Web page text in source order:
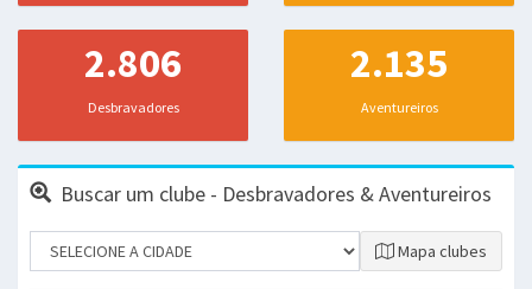
2.806
Desbravadores
2.135
Aventureiros
Buscar um clube - Desbravadores & Aventureiros
Mapa clubes